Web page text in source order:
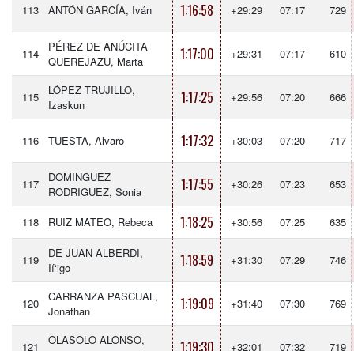
113 ANTÓN GARCÍA, Iván 1:16:58 +29:29 07:17 729
114
PÉREZ DE ANÚCITA
QUEREJAZU, Marta
1:17:00 +29:31 07:17 610
115
LÓPEZ TRUJILLO,
Izaskun
1:17:25 +29:56 07:20 666
116 TUESTA, Alvaro 1:17:32 +30:03 07:20 717
117
DOMINGUEZ
RODRIGUEZ, Sonia
1:17:55 +30:26 07:23 653
118 RUIZ MATEO, Rebeca 1:18:25 +30:56 07:25 635
119
DE JUAN ALBERDI,
Ií‘igo
1:18:59 +31:30 07:29 746
120
CARRANZA PASCUAL,
Jonathan
1:19:09 +31:40 07:30 769
121
OLASOLO ALONSO,
1:19:30 +32:01 07:32 719